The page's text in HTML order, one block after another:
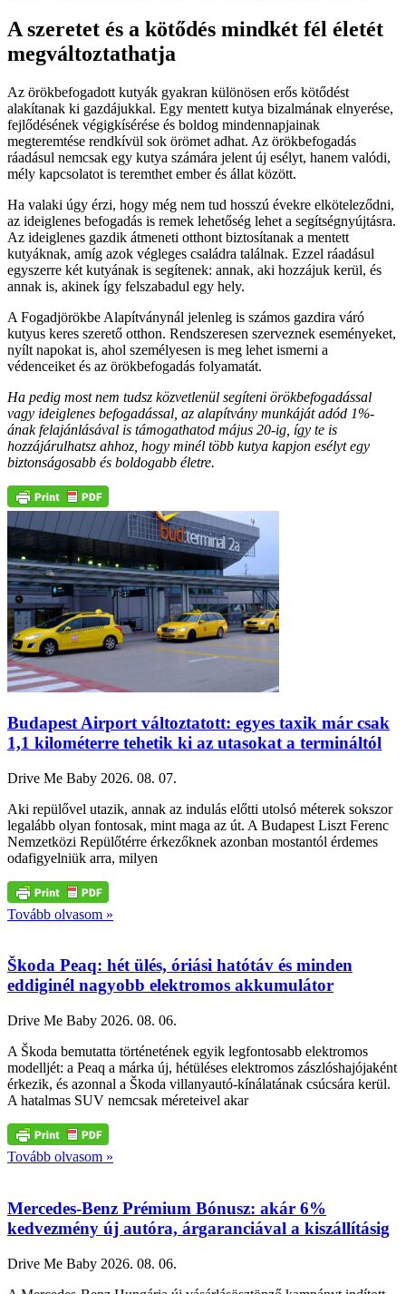
A szeretet és a kötődés mindkét fél életét
megváltoztathatja
Az örökbefogadott kutyák gyakran különösen erős kötődést
alakítanak ki gazdájukkal. Egy mentett kutya bizalmának elnyerése,
fejlődésének végigkísérése és boldog mindennapjainak
megteremtése rendkívül sok örömet adhat. Az örökbefogadás
ráadásul nemcsak egy kutya számára jelent új esélyt, hanem valódi,
mély kapcsolatot is teremthet ember és állat között.
Ha valaki úgy érzi, hogy még nem tud hosszú évekre elköteleződni,
az ideiglenes befogadás is remek lehetőség lehet a segítségnyújtásra.
Az ideiglenes gazdik átmeneti otthont biztosítanak a mentett
kutyáknak, amíg azok végleges családra találnak. Ezzel ráadásul
egyszerre két kutyának is segítenek: annak, aki hozzájuk kerül, és
annak is, akinek így felszabadul egy hely.
A Fogadjörökbe Alapítványnál jelenleg is számos gazdira váró
kutyus keres szerető otthon. Rendszeresen szerveznek eseményeket,
nyílt napokat is, ahol személyesen is meg lehet ismerni a
védenceiket és az örökbefogadás folyamatát.
Ha pedig most nem tudsz közvetlenül segíteni örökbefogadással
vagy ideiglenes befogadással, az alapítvány munkáját adód 1%-
ának felajánlásával is támogathatod május 20-ig, így te is
hozzájárulhatsz ahhoz, hogy minél több kutya kapjon esélyt egy
biztonságosabb és boldogabb életre.
Budapest Airport változtatott: egyes taxik már csak
1,1 kilométerre tehetik ki az utasokat a termináltól
Drive Me Baby 2026. 08. 07.
Aki repülővel utazik, annak az indulás előtti utolsó méterek sokszor
legalább olyan fontosak, mint maga az út. A Budapest Liszt Ferenc
Nemzetközi Repülőtérre érkezőknek azonban mostantól érdemes
odafigyelniük arra, milyen
Tovább olvasom »
Škoda Peaq: hét ülés, óriási hatótáv és minden
eddiginél nagyobb elektromos akkumulátor
Drive Me Baby 2026. 08. 06.
A Škoda bemutatta történetének egyik legfontosabb elektromos
modelljét: a Peaq a márka új, hétüléses elektromos zászlóshajójaként
érkezik, és azonnal a Škoda villanyautó-kínálatának csúcsára kerül.
A hatalmas SUV nemcsak méreteivel akar
Tovább olvasom »
Mercedes-Benz Prémium Bónusz: akár 6%
kedvezmény új autóra, árgaranciával a kiszállításig
Drive Me Baby 2026. 08. 06.